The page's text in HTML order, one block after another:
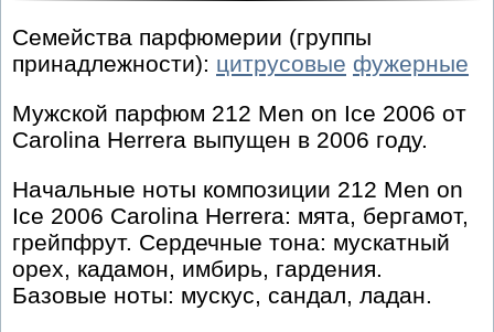
Семейства парфюмерии (группы
принадлежности): цитрусовые фужерные
Мужской парфюм 212 Men on Ice 2006 от
Carolina Herrera выпущен в 2006 году.
Начальные ноты композиции 212 Men on
Ice 2006 Carolina Herrera: мята, бергамот,
грейпфрут. Сердечные тона: мускатный
орех, кадамон, имбирь, гардения.
Базовые ноты: мускус, сандал, ладан.